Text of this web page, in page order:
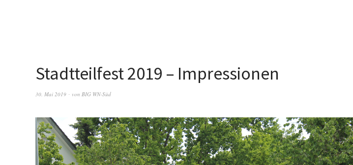
Stadtteilfest 2019 – Impressionen
30. Mai 2019 von BIG WN-Süd